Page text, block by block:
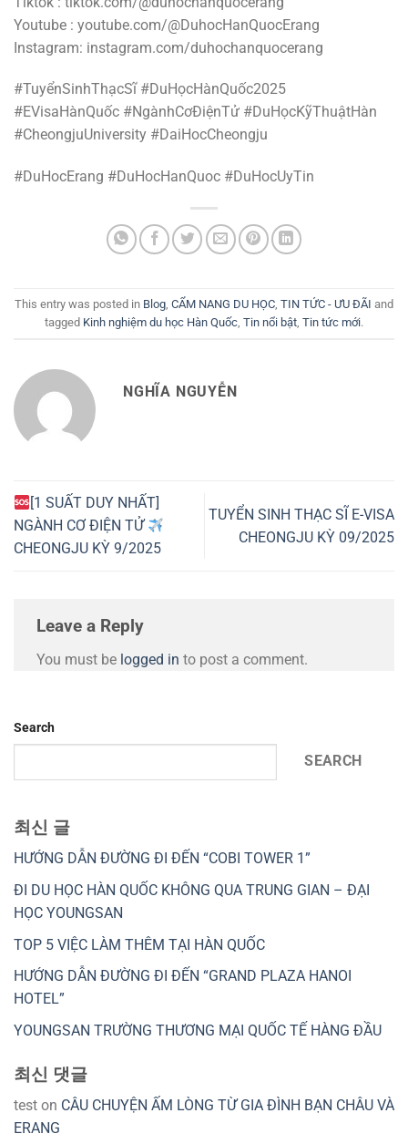
Youtube : youtube.com/@DuhocHanQuocErang
Instagram: instagram.com/duhochanquocerang
#TuyểnSinhThạcSĩ #DuHọcHànQuốc2025
#EVisaHànQuốc #NgànhCơĐiệnTử #DuHọcKỹThuậtHàn
#CheongjuUniversity #DaiHocCheongju
#DuHocErang #DuHocHanQuoc #DuHocUyTin
This entry was posted in Blog CẨM NANG DU HỌC TIN TỨC - ƯU ĐÃI and
tagged Kinh nghiệm du học Hàn Quốc Tin nổi bật Tin tức mới.
NGHĨA NGUYỄN
[1 SUẤT DUY NHẤT]
NGÀNH CƠ ĐIỆN TỬ
CHEONGJU KỲ 9/2025
TUYỂN SINH THẠC SĨ E-VISA
CHEONGJU KỲ 09/2025
Leave a Reply
You must be logged in to post a comment.
Search
SEARCH
최신 글
HƯỚNG DẪN ĐƯỜNG ĐI ĐẾN “COBI TOWER 1”
ĐI DU HỌC HÀN QUỐC KHÔNG QUA TRUNG GIAN – ĐẠI
HỌC YOUNGSAN
TOP 5 VIỆC LÀM THÊM TẠI HÀN QUỐC
HƯỚNG DẪN ĐƯỜNG ĐI ĐẾN “GRAND PLAZA HANOI
HOTEL”
YOUNGSAN TRƯỜNG THƯƠNG MẠI QUỐC TẾ HÀNG ĐẦU
최신 댓글
test on CÂU CHUYỆN ẤM LÒNG TỪ GIA ĐÌNH BẠN CHÂU VÀ
ERANG